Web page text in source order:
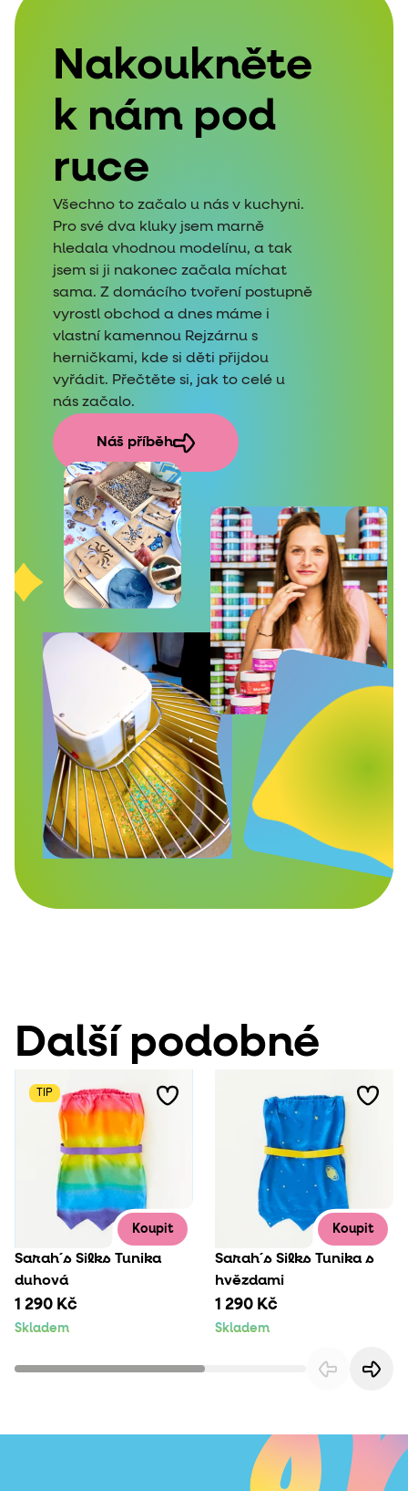
Nakoukněte
k nám pod
ruce
Všechno to začalo u nás v kuchyni.
Pro své dva kluky jsem marně
hledala vhodnou modelínu, a tak
jsem si ji nakonec začala míchat
sama. Z domácího tvoření postupně
vyrostl obchod a dnes máme i
vlastní kamennou Rejzárnu s
herničkami, kde si děti přijdou
vyřádit. Přečtěte si, jak to celé u
nás začalo.
Náš příběh
Další podobné
TIP
Koupit
Sarah´s Silks Tunika
duhová
1 290 Kč
Skladem
Koupit
Sarah´s Silks Tunika s
hvězdami
1 290 Kč
Skladem